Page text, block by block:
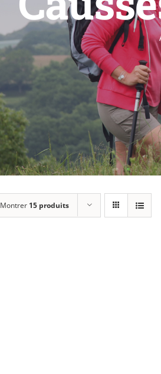
Montrer 15 produits